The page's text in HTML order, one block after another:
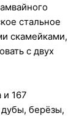
стальное
скамейками,
с двух
и 167
берёзы,